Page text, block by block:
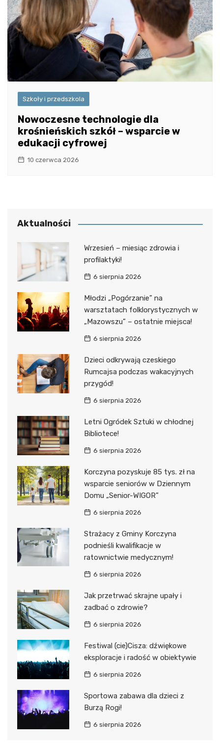
Szkoły i przedszkola
Nowoczesne technologie dla
krośnieńskich szkół – wsparcie w
edukacji cyfrowej
10 czerwca 2026
Aktualności
Wrzesień – miesiąc zdrowia i
profilaktyki!
6 sierpnia 2026
Młodzi „Pogórzanie” na
warsztatach folklorystycznych w
„Mazowszu” – ostatnie miejsca!
6 sierpnia 2026
Dzieci odkrywają czeskiego
Rumcajsa podczas wakacyjnych
przygód!
6 sierpnia 2026
Letni Ogródek Sztuki w chłodnej
Bibliotece!
6 sierpnia 2026
Korczyna pozyskuje 85 tys. zł na
wsparcie seniorów w Dziennym
Domu „Senior-WIGOR”
6 sierpnia 2026
Strażacy z Gminy Korczyna
podnieśli kwalifikacje w
ratownictwie medycznym!
6 sierpnia 2026
Jak przetrwać skrajne upały i
zadbać o zdrowie?
6 sierpnia 2026
Festiwal (cie)Cisza: dźwiękowe
eksploracje i radość w obiektywie
6 sierpnia 2026
Sportowa zabawa dla dzieci z
Burzą Rogi!
6 sierpnia 2026